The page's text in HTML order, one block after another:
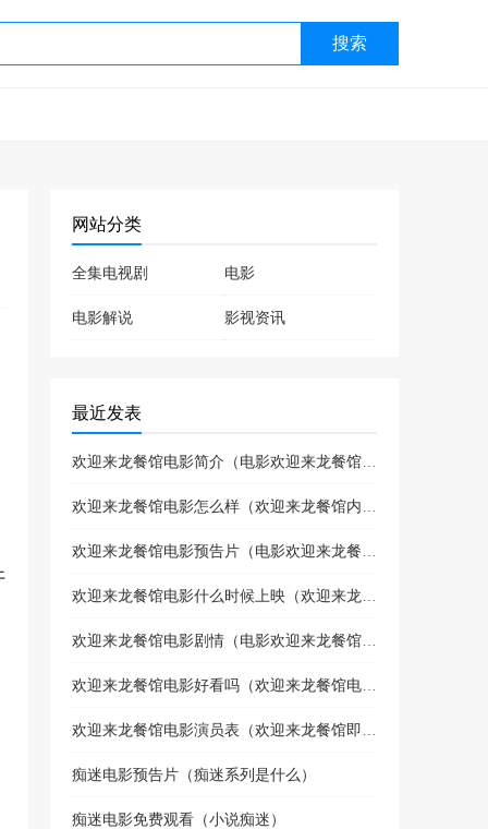
搜索
网站分类
全集电视剧 电影
电影解说 影视资讯
最近发表
痴迷电影预告片（痴迷系列是什么）
痴迷电影免费观看（小说痴迷）